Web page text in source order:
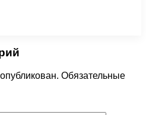
Обязательные